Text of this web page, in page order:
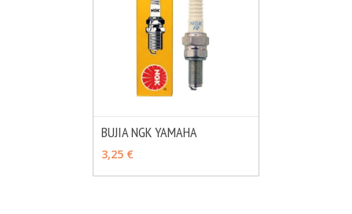
BUJIA NGK YAMAHA
3,25 €